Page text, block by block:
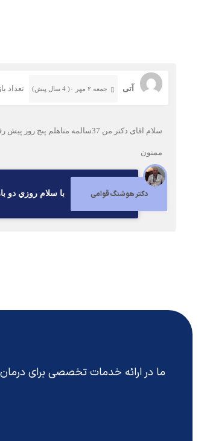
آتی جمعه ۲ مهر ۰( 4 سال پیش) تعداد
سلام اقای دکتر من 37سالمه
ممنون
دکتر هوشنگ قوامی با سلام روزي دو بار هر بار ١٥ دقيقه ده روز در أب گرم نشسته شود و
ما در ارائه خدمات تخصصی برای